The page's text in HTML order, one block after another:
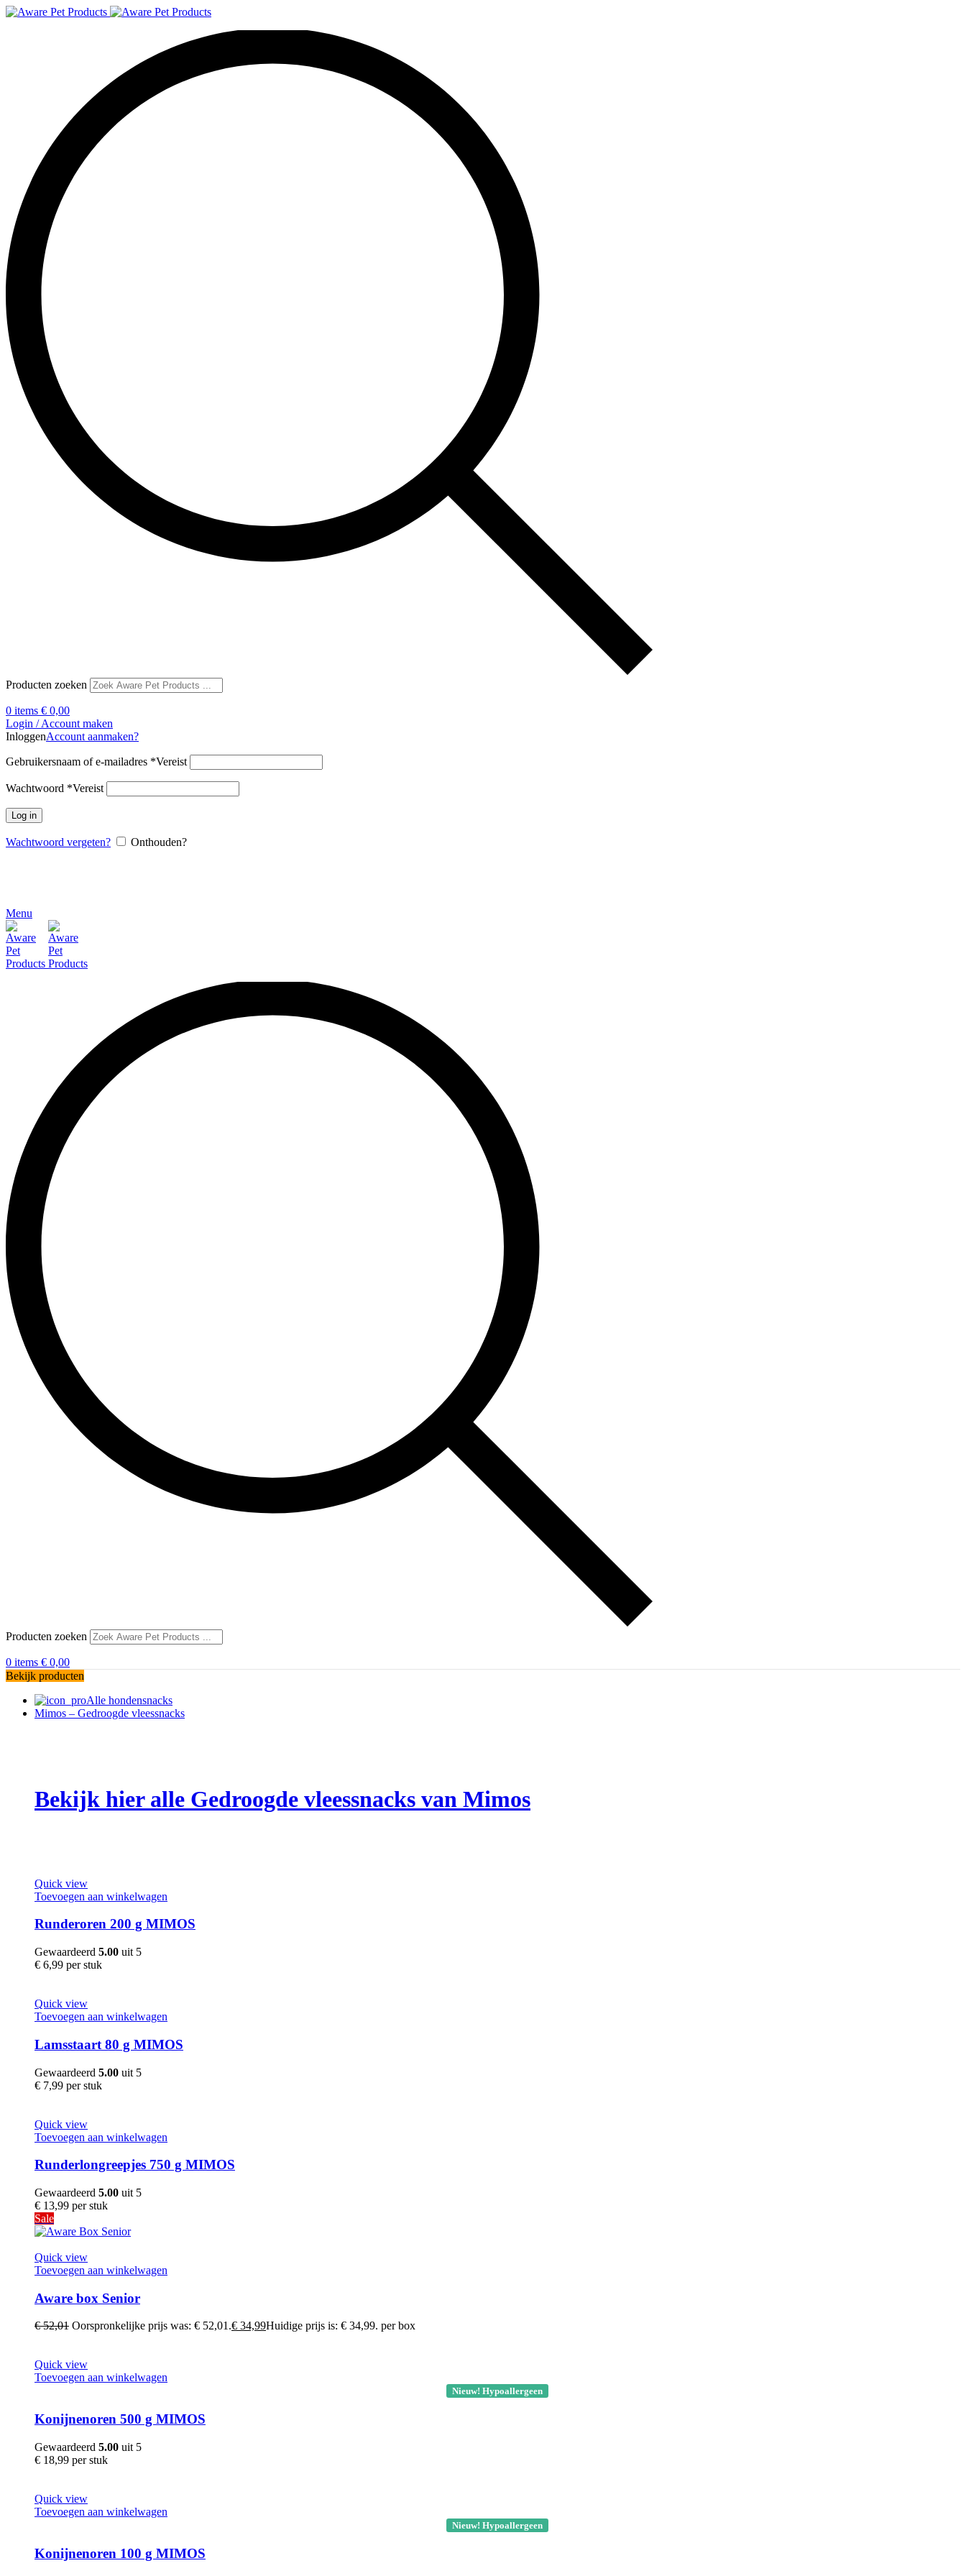
Producten zoeken
0 items € 0,00
Login / Account maken
InloggenAccount aanmaken?
Gebruikersnaam of e-mailadres *Vereist
Wachtwoord *Vereist
Log in
Wachtwoord vergeten? Onthouden?
Menu
Producten zoeken
0 items € 0,00
Bekijk producten
Alle hondensnacks
Mimos – Gedroogde vleessnacks
Bekijk hier alle Gedroogde vleessnacks van Mimos
Quick view
Toevoegen aan winkelwagen
Runderoren 200 g MIMOS
Gewaardeerd 5.00 uit 5
€ 6,99 per stuk
Quick view
Toevoegen aan winkelwagen
Lamsstaart 80 g MIMOS
Gewaardeerd 5.00 uit 5
€ 7,99 per stuk
Quick view
Toevoegen aan winkelwagen
Runderlongreepjes 750 g MIMOS
Gewaardeerd 5.00 uit 5
€ 13,99 per stuk
Sale
Quick view
Toevoegen aan winkelwagen
Aware box Senior
€52,01 Oorspronkelijke prijs was: € 52,01.€ 34,99Huidige prijs is: € 34,99. per box
Quick view
Toevoegen aan winkelwagen
Nieuw! Hypoallergeen
Konijnenoren 500 g MIMOS
Gewaardeerd 5.00 uit 5
€ 18,99 per stuk
Quick view
Toevoegen aan winkelwagen
Nieuw! Hypoallergeen
Konijnenoren 100 g MIMOS